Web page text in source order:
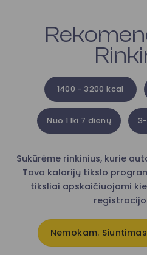
1400 - 3200 kcal
Nuo 1 Iki 7 dienų
Sukūrėme rinkinius, kurie
Tavo kalorijų tikslo
tiksliai apskaičiuojami
Nemokam. Siuntimas